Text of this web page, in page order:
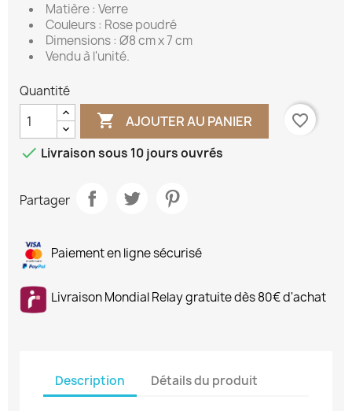
Matière : Verre
Couleurs : Rose poudré
Dimensions : Ø8 cm x 7 cm
Vendu à l'unité.
Quantité
 AJOUTER AU PANIER
favorite_border
 Livraison sous 10 jours ouvrés
Partager
Paiement en ligne sécurisé
Livraison Mondial Relay gratuite dès 80€ d'achat
Description Détails du produit